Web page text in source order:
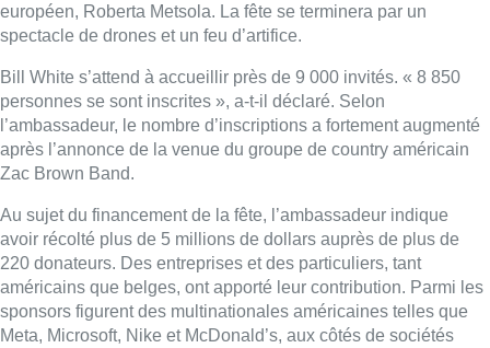
européen, Roberta Metsola. La fête se terminera par un
spectacle de drones et un feu d’artifice.
Bill White s’attend à accueillir près de 9 000 invités. « 8 850
personnes se sont inscrites », a-t-il déclaré. Selon
l’ambassadeur, le nombre d’inscriptions a fortement augmenté
après l’annonce de la venue du groupe de country américain
Zac Brown Band.
Au sujet du financement de la fête, l’ambassadeur indique
avoir récolté plus de 5 millions de dollars auprès de plus de
220 donateurs. Des entreprises et des particuliers, tant
américains que belges, ont apporté leur contribution. Parmi les
sponsors figurent des multinationales américaines telles que
Meta, Microsoft, Nike et McDonald’s, aux côtés de sociétés